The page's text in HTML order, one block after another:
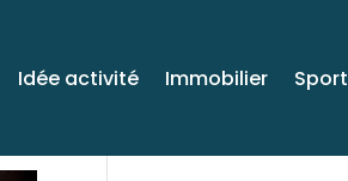
Idée activité Immobilier Sport
Venez voyager avec